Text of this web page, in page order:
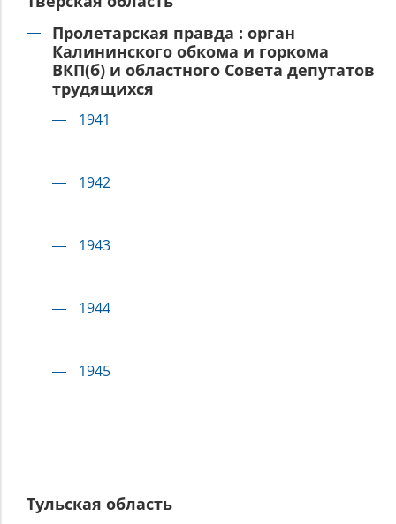
Пролетарская правда : орган
Калининского обкома и горкома
ВКП(б) и областного Совета депутатов
трудящихся
1941
1942
1943
1944
1945
Тульская область